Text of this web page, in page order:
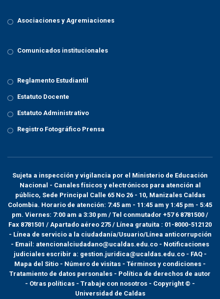
Asociaciones y Agremiaciones
Comunicados institucionales
Reglamento Estudiantil
Estatuto Docente
Estatuto Administrativo
Registro Fotográfico Prensa
Sujeta a inspección y vigilancia por el Ministerio de Educación
Nacional - Canales físicos y electrónicos para atención al
público, Sede Principal Calle 65 No 26 - 10, Manizales Caldas
Colombia. Horario de atención: 7:45 am - 11:45 am y 1:45 pm - 5:45
pm. Viernes: 7:00 am a 3:30 pm / Tel conmutador +57 6 8781500 /
Fax 8781501 / Apartado aéreo 275 / Línea gratuita : 01-8000-512120
- Línea de servicio a la ciudadanía/Usuario/Línea anticorrupción
- Email: atencionalciudadano@ucaldas.edu.co - Notificaciones
judiciales escribir a: gestion.juridica@ucaldas.edu.co - FAQ -
Mapa del Sitio - Número de visitas - Términos y condiciones -
Tratamiento de datos personales - Política de derechos de autor
- Otras políticas - Trabaje con nosotros - Copyright © -
Universidad de Caldas